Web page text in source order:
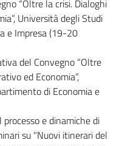
“Oltre la crisi. Dialoghi
Università degli Studi
e Impresa (19-20
del Convegno “Oltre
ed Economia”,
di Economia e
e dinamiche di
su "Nuovi itinerari del